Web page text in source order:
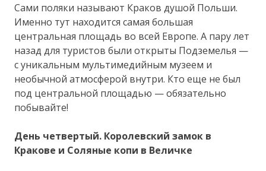
Сами поляки называют Краков душой Польши.
Именно тут находится самая большая
центральная площадь во всей Европе. А пару лет
назад для туристов были открыты Подземелья —
с уникальным мультимедийным музеем и
необычной атмосферой внутри. Кто еще не был
под центральной площадью — обязательно
побывайте!
День четвертый. Королевский замок в
Кракове и Соляные копи в Величке